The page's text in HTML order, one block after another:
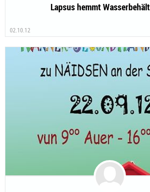
Lapsus hemmt
02.10.12